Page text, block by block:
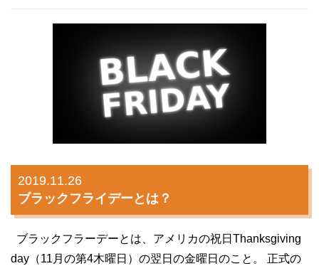
2019.11.26
ブラックフライデーとは？
ブラックフラーデーとは、アメリカの祝日Thanksgiving
day（11月の第4木曜日）の翌日の金曜日のこと。 正式の